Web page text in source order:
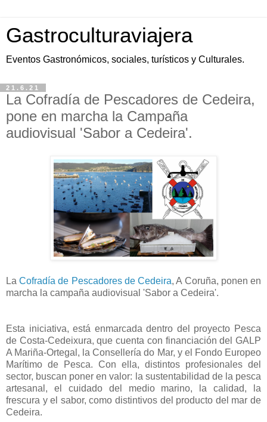
Gastroculturaviajera
Eventos Gastronómicos, sociales, turísticos y Culturales.
21.6.21
La Cofradía de Pescadores de Cedeira,
pone en marcha la Campaña
audiovisual 'Sabor a Cedeira'.
LaCofradía de Pescadores de Cedeira, A Coruña, ponen en
marcha la campaña audiovisual 'Sabor a Cedeira'.
Esta iniciativa, está enmarcada dentro del proyecto Pesca
de Costa-Cedeixura, que cuenta con financiación del GALP
A Mariña-Ortegal, la Consellería do Mar, y el Fondo Europeo
Marítimo de Pesca. Con ella, distintos profesionales del
sector, buscan poner en valor: la sustentabilidad de la pesca
artesanal, el cuidado del medio marino, la calidad, la
frescura y el sabor, como distintivos del producto del mar de
Cedeira.